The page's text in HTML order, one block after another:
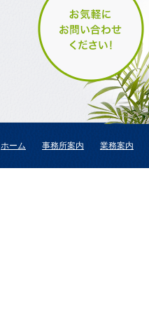
ホーム 事務所案内 業務案内